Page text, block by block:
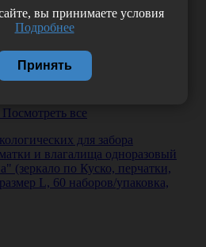
Посмотреть все
для забора
и влагалища одноразовый
(зеркало по Куско, перчатки,
L, 60 наборов/упаковка,
вы принимаете условия
Подробнее
Принять